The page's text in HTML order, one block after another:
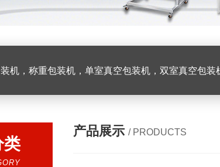
机，称重包装机，单室真空包装机，双室真空包装机，食品包
类
产品展示 / PRODUCTS